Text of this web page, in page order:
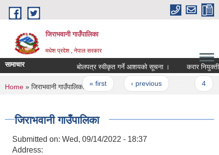
Skip to main content
जिराभवानी गाउँपालिका
मधेश प्रदेश , नेपाल सरकार
सामाचार बोलपत्र स्वीकृत गर्ने आशयको सूचना । करार
Pages
« first ‹ previous
You are here
Home » जिराभवानी गाउँपालिका
जिराभवानी गाउँपालिका
Submitted on: Wed, 09/14/2022 - 18:37
Address: